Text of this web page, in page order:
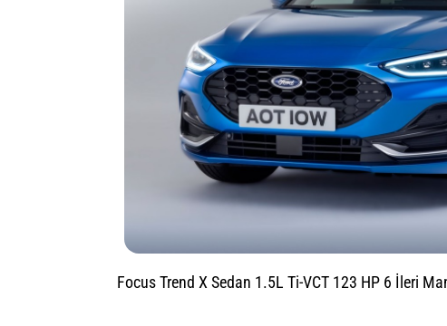
Focus Trend X Sedan 1.5L Ti-VCT 123 HP 6 İleri